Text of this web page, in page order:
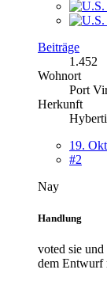
Beiträge
1.452
Wohnort
Port
Herkunft
19.
#2
Nay
Handlung
voted sie
dem Entwurf